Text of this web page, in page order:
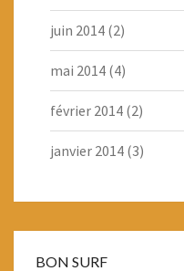
juin 2014 (2)
mai 2014 (4)
février 2014 (2)
janvier 2014 (3)
BON SURF